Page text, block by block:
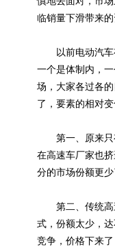
临销量下滑带来的
以前电动汽车
一个是体制内，
场，大家各过各
了，要素的相对
第一、原来只
在高速车厂家也
分的市场份额更少
第二、传统高
式，份额太少，
竞争，价格下来